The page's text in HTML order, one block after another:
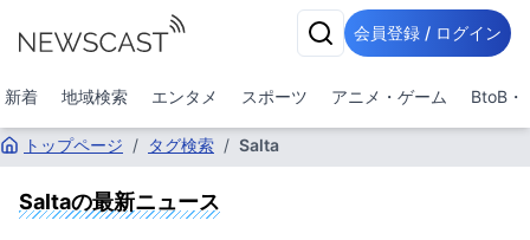
会員登録 / ログイン
新着 地域検索 エンタメ スポーツ アニメ・ゲーム BtoB・
トップページ / タグ検索 / Salta
Saltaの最新ニュース